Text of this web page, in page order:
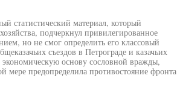
статистический материал, который
подчеркнул привилегированное
но не смог определить его классовый
съездов в Петрограде и казачьих
основу сословной вражды,
мере предопределила противостояние фронта